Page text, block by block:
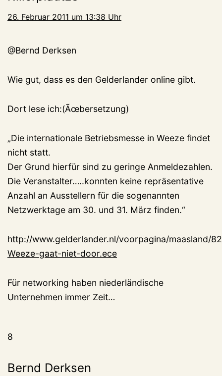
26. Februar 2011 um 13:38 Uhr
@Bernd Derksen
Wie gut, dass es den Gelderlander online gibt.
Dort lese ich:(Ãœbersetzung)
„Die internationale Betriebsmesse in Weeze findet
nicht statt.
Der Grund hierfür sind zu geringe Anmeldezahlen.
Die Veranstalter…..konnten keine repräsentative
Anzahl an Ausstellern für die sogenannten
Netzwerktage am 30. und 31. März finden.“
http://www.gelderlander.nl/voorpagina/maasland/
Weeze-gaat-niet-door.ece
Für networking haben niederländische
Unternehmen immer Zeit…
8
Bernd Derksen